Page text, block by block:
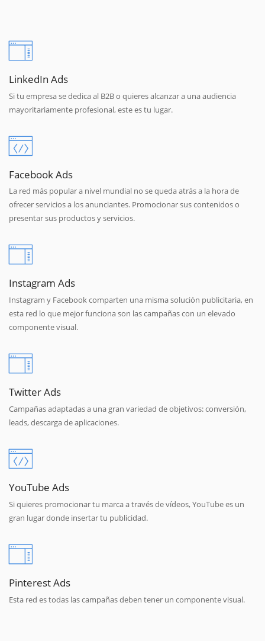
LinkedIn Ads
Si tu empresa se dedica al B2B o quieres alcanzar a una audiencia
mayoritariamente profesional, este es tu lugar.
Facebook Ads
La red más popular a nivel mundial no se queda atrás a la hora de
ofrecer servicios a los anunciantes. Promocionar sus contenidos o
presentar sus productos y servicios.
Instagram Ads
Instagram y Facebook comparten una misma solución publicitaria, en
esta red lo que mejor funciona son las campañas con un elevado
componente visual.
Twitter Ads
Campañas adaptadas a una gran variedad de objetivos: conversión,
leads, descarga de aplicaciones.
YouTube Ads
Si quieres promocionar tu marca a través de vídeos, YouTube es un
gran lugar donde insertar tu publicidad.
Pinterest Ads
Esta red es todas las campañas deben tener un componente visual.